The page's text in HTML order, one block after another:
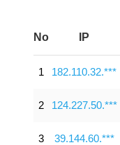
No IP
1 182.110.32.***
2 124.227.50.***
3 39.144.60.***